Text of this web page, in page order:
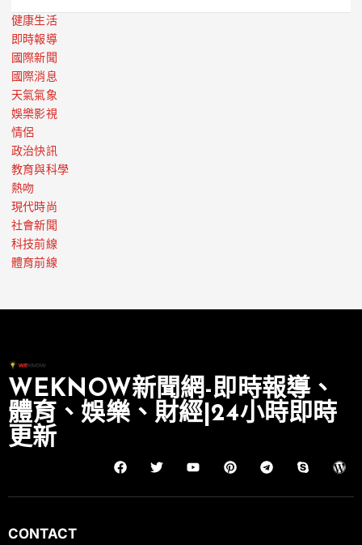
健康生活
即時報導
國際新聞
國際消息
天氣氣象
娛樂影視
情侶
政治快訊
教育與科學
熱吻
現代時尚
社會新聞
科技前線
體育前線
WEKNOW新聞網-即時報導、
體育、娛樂、財經|24小時即時
更新
CONTACT